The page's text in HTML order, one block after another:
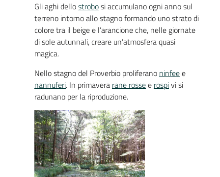
Gli aghi dellostrobosi accumulano ogni anno sul
terreno intorno allo stagno formando uno strato di
colore tra il beige e l’arancione che, nelle giornate
di sole autunnali, creare un’atmosfera quasi
magica.
Nello stagno del Proverbio proliferano ninfeee
nannuferi. In primavera rane rossee rospivi si
radunano per la riproduzione.